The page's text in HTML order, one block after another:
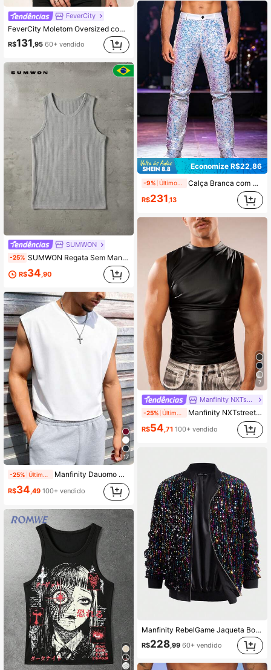
FeverCity
FeverCity Moletom Oversized com Gola Alta Falsa e Franjas de Lantejoulas para Homens, Presente para Amigos, Marido, Namorado, para o Outono e Inverno
R$131,95 60+ vendido
SUMWON
-25% SUMWON Regata Sem Mangas de Malha Waffle, Gola Redonda, Ajuste Muscular, Estilo Casual de Verão, Jersey Texturizado com Nervuras
R$34 ,90
17
-25% Manfinity Dauomo Regata Minimalista de Moda Casual Masculina, Cor Clássica e Versátil
R$34,49 100+ vendido
Economize R$22,86
-9% Calça Branca com Paetês Masculina, Calça Reta Brilhante, Adequada para Ocasiões de Discoteca, Boate e Apresentações
R$231 ,13
7
Manfinity NXTstreet
-25% Manfinity NXTstreet Regata Slim Fit Franzida de Cor Sólida para Homens no Verão
R$54,71 100+ vendido
Manfinity RebelGame Jaqueta Bomber com Zíper e Lantejoulas Masculina, Jaqueta de Beisebol com Lantejoulas Preta de Manga Longa para Festa, Presente para Amigos, Marido, Namorado, para Outono, Inverno, Férias, Presente do Dia dos Pais
R$228,99 60+ vendido